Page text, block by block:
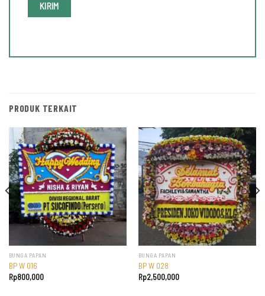
PRODUK TERKAIT
BUNGA PAPAN
BP W 016
Rp800,000
BUNGA PAPAN
BP W 028
Rp2,500,000